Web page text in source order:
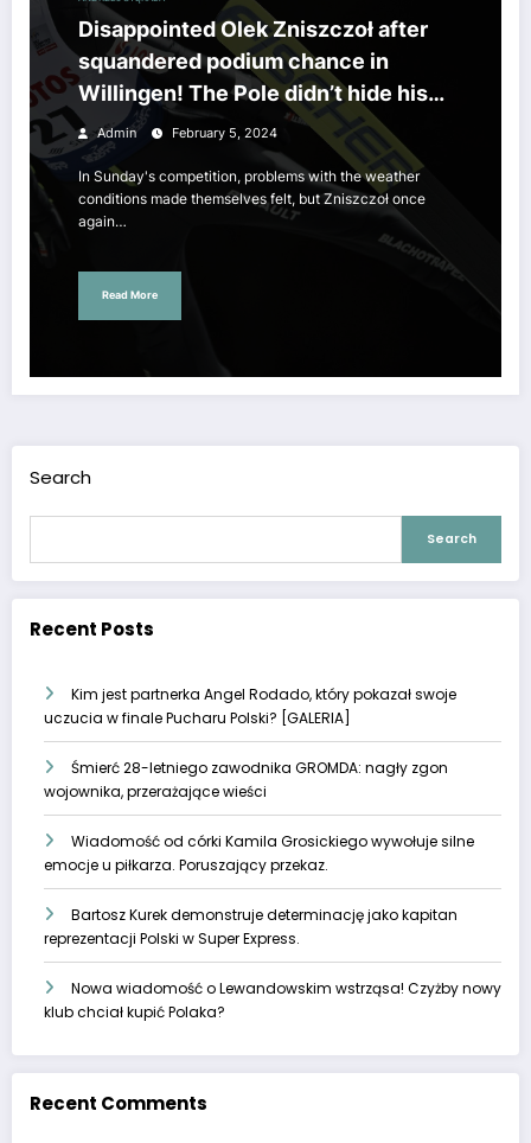
Disappointed Olek Zniszczoł after
squandered podium chance in
Willingen! The Pole didn’t hide his
anger after the unsuccessful
competition, sincere words
Admin February 5, 2024
In Sunday's competition, problems with the weather
conditions made themselves felt, but Zniszczoł once
again…
Read More
Search
Search
Recent Posts
Kim jest partnerka Angel Rodado, który pokazał swoje
uczucia w finale Pucharu Polski? [GALERIA]
Śmierć 28-letniego zawodnika GROMDA: nagły zgon
wojownika, przerażające wieści
Wiadomość od córki Kamila Grosickiego wywołuje silne
emocje u piłkarza. Poruszający przekaz.
Bartosz Kurek demonstruje determinację jako kapitan
reprezentacji Polski w Super Express.
Nowa wiadomość o Lewandowskim wstrząsa! Czyżby nowy
klub chciał kupić Polaka?
Recent Comments